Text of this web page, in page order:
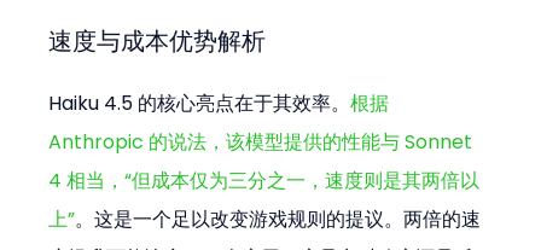
速度与成本优势解析
Haiku 4.5 的核心亮点在于其效率。根据
Anthropic 的说法，该模型提供的性能与 Sonnet
4 相当，“但成本仅为三分之一，速度则是其两倍以
上”。这是一个足以改变游戏规则的提议。两倍的速